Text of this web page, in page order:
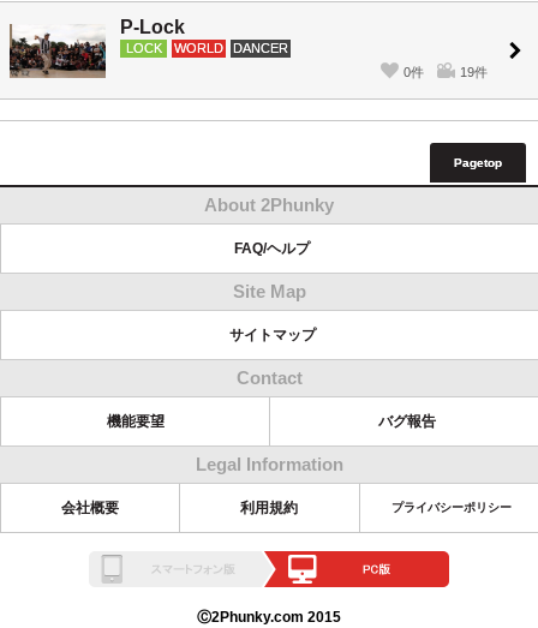
P-Lock
LOCK WORLD
DANCER
0件
19件
Pagetop
About 2Phunky
FAQ/ヘルプ
Site Map
サイトマップ
Contact
機能要望 バグ報告
Legal Information
会社概要 利用規約 プライバシーポリシー
Ⓒ2Phunky.com 2015